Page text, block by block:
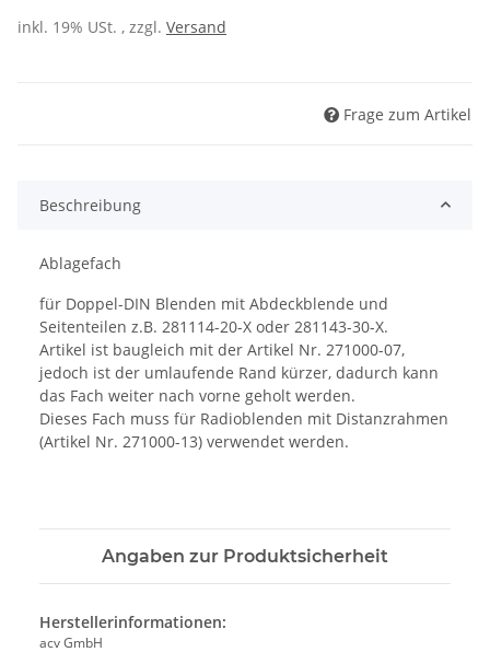
inkl. 19% USt. , zzgl. Versand
Frage zum Artikel
Beschreibung
Ablagefach
für Doppel-DIN Blenden mit Abdeckblende und
Seitenteilen z.B. 281114-20-X oder 281143-30-X.
Artikel ist baugleich mit der Artikel Nr. 271000-07,
jedoch ist der umlaufende Rand kürzer, dadurch kann
das Fach weiter nach vorne geholt werden.
Dieses Fach muss für Radioblenden mit Distanzrahmen
(Artikel Nr. 271000-13) verwendet werden.
Angaben zur Produktsicherheit
Herstellerinformationen:
acv GmbH